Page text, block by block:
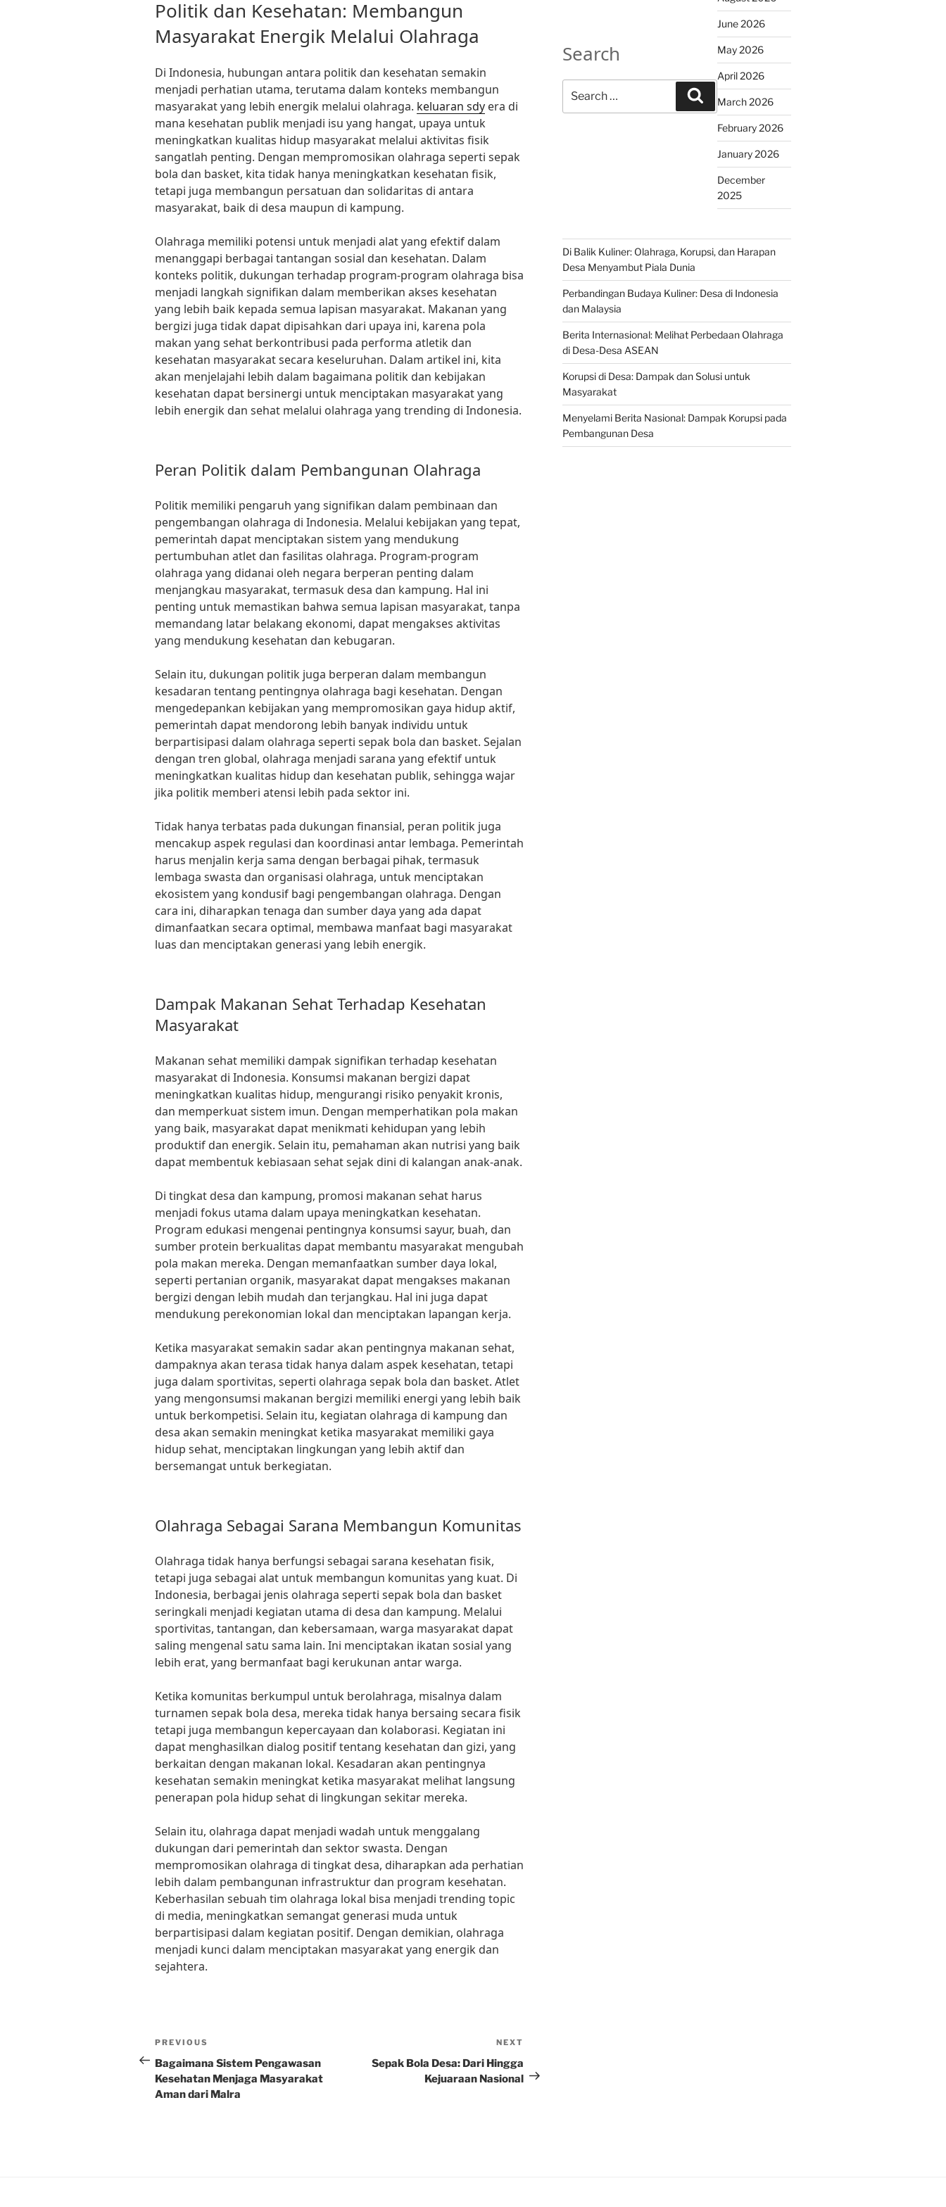
Politik dan Kesehatan: Membangun
Masyarakat Energik Melalui Olahraga
Di Indonesia, hubungan antara politik dan kesehatan semakin
menjadi perhatian utama, terutama dalam konteks membangun
masyarakat yang lebih energik melalui olahraga. keluaran sdy era di
mana kesehatan publik menjadi isu yang hangat, upaya untuk
meningkatkan kualitas hidup masyarakat melalui aktivitas fisik
sangatlah penting. Dengan mempromosikan olahraga seperti sepak
bola dan basket, kita tidak hanya meningkatkan kesehatan fisik,
tetapi juga membangun persatuan dan solidaritas di antara
masyarakat, baik di desa maupun di kampung.
Olahraga memiliki potensi untuk menjadi alat yang efektif dalam
menanggapi berbagai tantangan sosial dan kesehatan. Dalam
konteks politik, dukungan terhadap program-program olahraga bisa
menjadi langkah signifikan dalam memberikan akses kesehatan
yang lebih baik kepada semua lapisan masyarakat. Makanan yang
bergizi juga tidak dapat dipisahkan dari upaya ini, karena pola
makan yang sehat berkontribusi pada performa atletik dan
kesehatan masyarakat secara keseluruhan. Dalam artikel ini, kita
akan menjelajahi lebih dalam bagaimana politik dan kebijakan
kesehatan dapat bersinergi untuk menciptakan masyarakat yang
lebih energik dan sehat melalui olahraga yang trending di Indonesia.
Peran Politik dalam Pembangunan Olahraga
Politik memiliki pengaruh yang signifikan dalam pembinaan dan
pengembangan olahraga di Indonesia. Melalui kebijakan yang tepat,
pemerintah dapat menciptakan sistem yang mendukung
pertumbuhan atlet dan fasilitas olahraga. Program-program
olahraga yang didanai oleh negara berperan penting dalam
menjangkau masyarakat, termasuk desa dan kampung. Hal ini
penting untuk memastikan bahwa semua lapisan masyarakat, tanpa
memandang latar belakang ekonomi, dapat mengakses aktivitas
yang mendukung kesehatan dan kebugaran.
Selain itu, dukungan politik juga berperan dalam membangun
kesadaran tentang pentingnya olahraga bagi kesehatan. Dengan
mengedepankan kebijakan yang mempromosikan gaya hidup aktif,
pemerintah dapat mendorong lebih banyak individu untuk
berpartisipasi dalam olahraga seperti sepak bola dan basket. Sejalan
dengan tren global, olahraga menjadi sarana yang efektif untuk
meningkatkan kualitas hidup dan kesehatan publik, sehingga wajar
jika politik memberi atensi lebih pada sektor ini.
Tidak hanya terbatas pada dukungan finansial, peran politik juga
mencakup aspek regulasi dan koordinasi antar lembaga. Pemerintah
harus menjalin kerja sama dengan berbagai pihak, termasuk
lembaga swasta dan organisasi olahraga, untuk menciptakan
ekosistem yang kondusif bagi pengembangan olahraga. Dengan
cara ini, diharapkan tenaga dan sumber daya yang ada dapat
dimanfaatkan secara optimal, membawa manfaat bagi masyarakat
luas dan menciptakan generasi yang lebih energik.
Dampak Makanan Sehat Terhadap Kesehatan
Masyarakat
Makanan sehat memiliki dampak signifikan terhadap kesehatan
masyarakat di Indonesia. Konsumsi makanan bergizi dapat
meningkatkan kualitas hidup, mengurangi risiko penyakit kronis,
dan memperkuat sistem imun. Dengan memperhatikan pola makan
yang baik, masyarakat dapat menikmati kehidupan yang lebih
produktif dan energik. Selain itu, pemahaman akan nutrisi yang baik
dapat membentuk kebiasaan sehat sejak dini di kalangan anak-anak.
Di tingkat desa dan kampung, promosi makanan sehat harus
menjadi fokus utama dalam upaya meningkatkan kesehatan.
Program edukasi mengenai pentingnya konsumsi sayur, buah, dan
sumber protein berkualitas dapat membantu masyarakat mengubah
pola makan mereka. Dengan memanfaatkan sumber daya lokal,
seperti pertanian organik, masyarakat dapat mengakses makanan
bergizi dengan lebih mudah dan terjangkau. Hal ini juga dapat
mendukung perekonomian lokal dan menciptakan lapangan kerja.
Ketika masyarakat semakin sadar akan pentingnya makanan sehat,
dampaknya akan terasa tidak hanya dalam aspek kesehatan, tetapi
juga dalam sportivitas, seperti olahraga sepak bola dan basket. Atlet
yang mengonsumsi makanan bergizi memiliki energi yang lebih baik
untuk berkompetisi. Selain itu, kegiatan olahraga di kampung dan
desa akan semakin meningkat ketika masyarakat memiliki gaya
hidup sehat, menciptakan lingkungan yang lebih aktif dan
bersemangat untuk berkegiatan.
Olahraga Sebagai Sarana Membangun Komunitas
Olahraga tidak hanya berfungsi sebagai sarana kesehatan fisik,
tetapi juga sebagai alat untuk membangun komunitas yang kuat. Di
Indonesia, berbagai jenis olahraga seperti sepak bola dan basket
seringkali menjadi kegiatan utama di desa dan kampung. Melalui
sportivitas, tantangan, dan kebersamaan, warga masyarakat dapat
saling mengenal satu sama lain. Ini menciptakan ikatan sosial yang
lebih erat, yang bermanfaat bagi kerukunan antar warga.
Ketika komunitas berkumpul untuk berolahraga, misalnya dalam
turnamen sepak bola desa, mereka tidak hanya bersaing secara fisik
tetapi juga membangun kepercayaan dan kolaborasi. Kegiatan ini
dapat menghasilkan dialog positif tentang kesehatan dan gizi, yang
berkaitan dengan makanan lokal. Kesadaran akan pentingnya
kesehatan semakin meningkat ketika masyarakat melihat langsung
penerapan pola hidup sehat di lingkungan sekitar mereka.
Selain itu, olahraga dapat menjadi wadah untuk menggalang
dukungan dari pemerintah dan sektor swasta. Dengan
mempromosikan olahraga di tingkat desa, diharapkan ada perhatian
lebih dalam pembangunan infrastruktur dan program kesehatan.
Keberhasilan sebuah tim olahraga lokal bisa menjadi trending topic
di media, meningkatkan semangat generasi muda untuk
berpartisipasi dalam kegiatan positif. Dengan demikian, olahraga
menjadi kunci dalam menciptakan masyarakat yang energik dan
sejahtera.
Post
navigation
Previous
Post
PREVIOUS
Bagaimana Sistem Pengawasan
Kesehatan Menjaga Masyarakat
Aman dari Malra
NEXT
Sepak Bola Desa: Dari Hingga
Kejuaraan Nasional
Search
for:
Search
June 2026
May 2026
April 2026
March 2026
February 2026
January 2026
December
2025
Di Balik Kuliner: Olahraga, Korupsi, dan Harapan
Desa Menyambut Piala Dunia
Perbandingan Budaya Kuliner: Desa di Indonesia
dan Malaysia
Berita Internasional: Melihat Perbedaan Olahraga
di Desa-Desa ASEAN
Korupsi di Desa: Dampak dan Solusi untuk
Masyarakat
Menyelami Berita Nasional: Dampak Korupsi pada
Pembangunan Desa